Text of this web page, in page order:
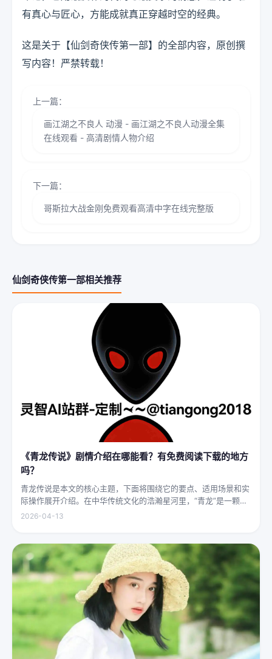
有真心与匠心，方能成就真正穿越时空的经典。
这是关于【仙剑奇侠传第一部】的全部内容，原创撰
写内容！严禁转载！
上一篇：
画江湖之不良人 动漫 - 画江湖之不良人动漫全集
在线观看 - 高清剧情人物介绍
下一篇：
哥斯拉大战金刚免费观看高清中字在线完整版
仙剑奇侠传第一部相关推荐
《青龙传说》剧情介绍在哪能看？有免费阅读下载的地方
吗？
青龙传说是本文的核心主题，下面将围绕它的要点、适用场景和实
际操作展开介绍。在中华传统文化的浩瀚星河里，“青龙”是一颗璀
璨夺目的明珠，它与白虎、朱雀、玄武并称“四灵”，雄踞东方，是
2026-04-13